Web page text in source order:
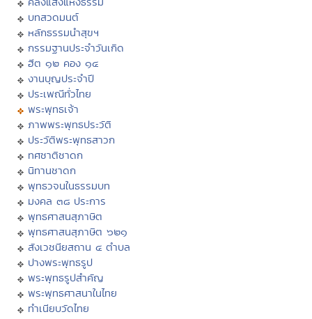
บทสวดมนต์
หลักธรรมนำสุขฯ
กรรมฐานประจำวันเกิด
ฮีต ๑๒ คอง ๑๔
งานบุญประจำปี
ประเพณีทั่วไทย
พระพุทธเจ้า
ภาพพระพุทธประวัติ
ประวัติพระพุทธสาวก
ทศชาติชาดก
นิทานชาดก
พุทธวจนในธรรมบท
มงคล ๓๘ ประการ
พุทธศาสนสุภาษิต
พุทธศาสนสุภาษิต ๖๒๑
สังเวชนียสถาน ๔ ตำบล
ปางพระพุทธรูป
พระพุทธรูปสำคัญ
พระพุทธศาสนาในไทย
ทำเนียบวัดไทย